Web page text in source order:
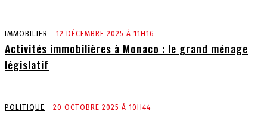
IMMOBILIER 12 DÉCEMBRE 2025 À 11H16
Activités immobilières à Monaco : le grand ménage
législatif
POLITIQUE 20 OCTOBRE 2025 À 10H44